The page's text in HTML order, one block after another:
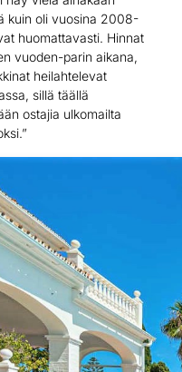
kuin oli vuosina 2008-
huomattavasti. Hinnat
vuoden-parin aikana,
heilahtelevat
sillä täällä
ostajia ulkomailta